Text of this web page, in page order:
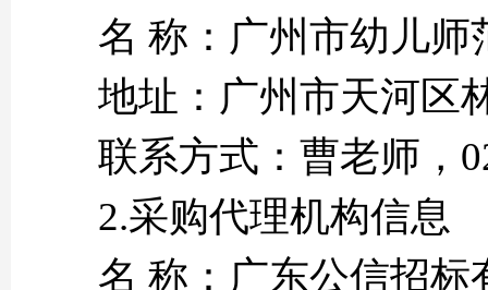
名 称：广州市
地址：广州市
联系方式：曹
2.采购代理机构信息
名 称：广